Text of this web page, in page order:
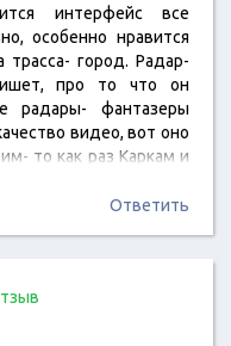
интерфейс все
особенно нравится
трасса- город. Радар-
про то что он
радары- фантазеры
видео, вот оно
то как раз Каркам и
вообще не
Ответить